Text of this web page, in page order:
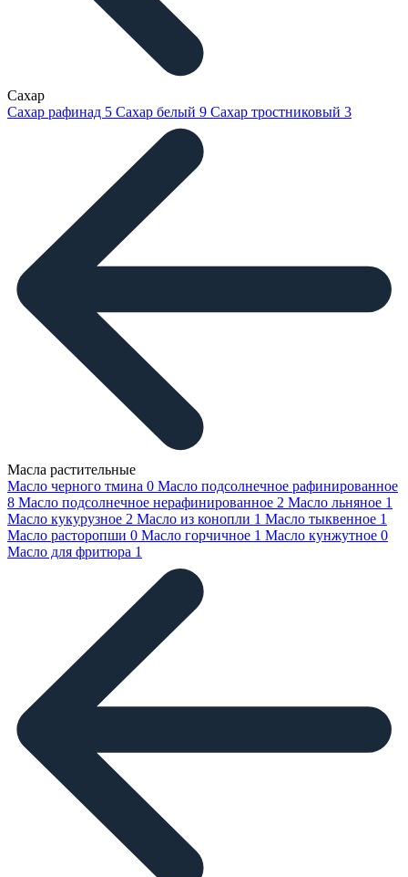
Сахар
Сахар рафинад 5 Сахар белый 9 Сахар тростниковый 3
Масла растительные
Масло черного тмина 0 Масло подсолнечное рафинированное
8 Масло подсолнечное нерафинированное 2 Масло льняное 1
Масло кукурузное 2 Масло из конопли 1 Масло тыквенное 1
Масло расторопши 0 Масло горчичное 1 Масло кунжутное 0
Масло для фритюра 1